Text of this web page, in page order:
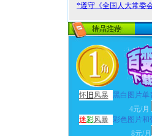
*遵守《全国人大常委
怀旧 风暴
黑白图片单
4元/月
迷彩风暴 彩色图片和
8元/月